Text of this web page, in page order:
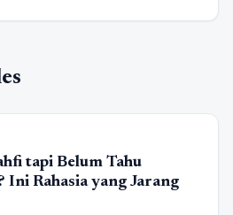
tapi Belum Tahu
Ini Rahasia yang Jarang